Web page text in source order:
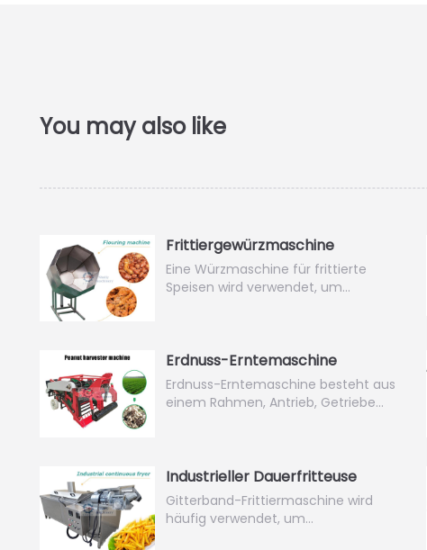
Frittiergewürzmaschine
Eine Würzmaschine für frittierte
Speisen wird verwendet, um…
Erdnuss-Erntemaschine
Erdnuss-Erntemaschine besteht aus
einem Rahmen, Antrieb, Getriebe…
Industrieller Dauerfritteuse
Gitterband-Frittiermaschine wird
häufig verwendet, um…